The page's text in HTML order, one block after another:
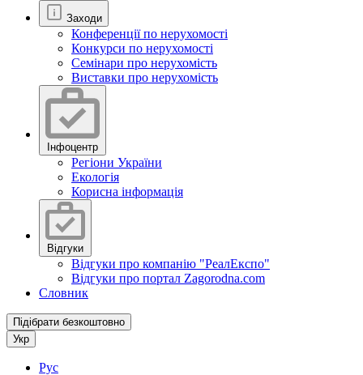
Заходи
Конференції по нерухомості
Конкурси по нерухомості
Семінари про нерухомість
Виставки про нерухомість
Інфоцентр
Регіони України
Екологія
Корисна інформація
Відгуки
Відгуки про компанію "РеалЕкспо"
Відгуки про портал Zagorodna.com
Словник
Підібрати безкоштовно
Укр
Рус